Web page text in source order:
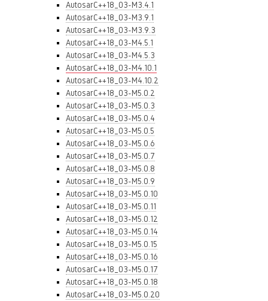
AutosarC++18_03-M3.4.1
AutosarC++18_03-M3.9.1
AutosarC++18_03-M3.9.3
AutosarC++18_03-M4.5.1
AutosarC++18_03-M4.5.3
AutosarC++18_03-M4.10.1
AutosarC++18_03-M4.10.2
AutosarC++18_03-M5.0.2
AutosarC++18_03-M5.0.3
AutosarC++18_03-M5.0.4
AutosarC++18_03-M5.0.5
AutosarC++18_03-M5.0.6
AutosarC++18_03-M5.0.7
AutosarC++18_03-M5.0.8
AutosarC++18_03-M5.0.9
AutosarC++18_03-M5.0.10
AutosarC++18_03-M5.0.11
AutosarC++18_03-M5.0.12
AutosarC++18_03-M5.0.14
AutosarC++18_03-M5.0.15
AutosarC++18_03-M5.0.16
AutosarC++18_03-M5.0.17
AutosarC++18_03-M5.0.18
AutosarC++18_03-M5.0.20